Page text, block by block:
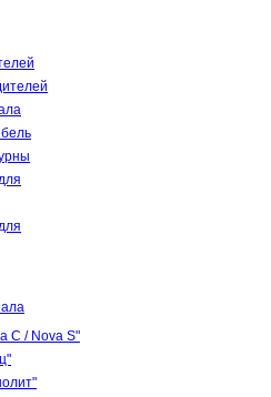
С / Nova S"